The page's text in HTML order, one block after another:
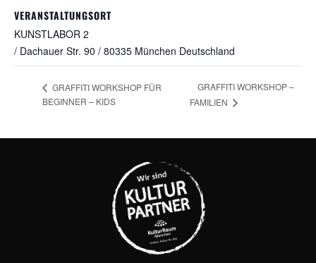
VERANSTALTUNGSORT
KUNSTLABOR 2
/ Dachauer Str. 90 / 80335 München Deutschland
GRAFFITI WORKSHOP FÜR
BEGINNER – KIDS
GRAFFITI WORKSHOP –
FAMILIEN